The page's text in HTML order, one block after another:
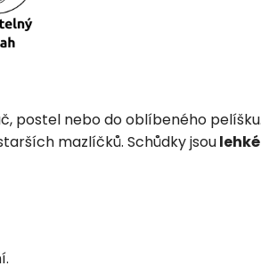
postel nebo do oblíbeného
mazlíčků. Schůdky jsoulehké